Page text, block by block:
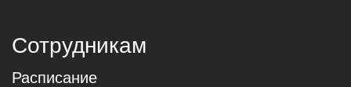
+7 (3822) 51-27-90